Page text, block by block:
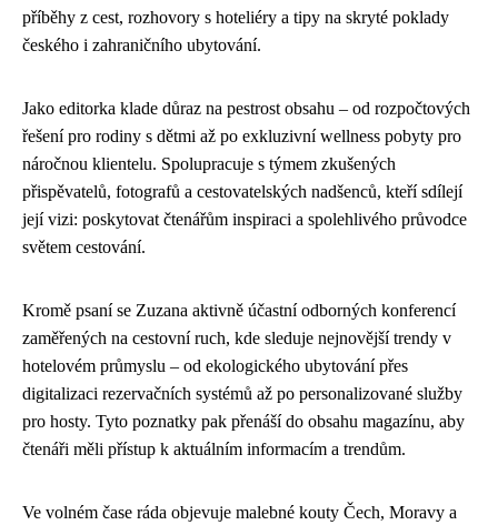
příběhy z cest, rozhovory s hoteliéry a tipy na skryté poklady
českého i zahraničního ubytování.
Jako editorka klade důraz na pestrost obsahu – od rozpočtových
řešení pro rodiny s dětmi až po exkluzivní wellness pobyty pro
náročnou klientelu. Spolupracuje s týmem zkušených
přispěvatelů, fotografů a cestovatelských nadšenců, kteří sdílejí
její vizi: poskytovat čtenářům inspiraci a spolehlivého průvodce
světem cestování.
Kromě psaní se Zuzana aktivně účastní odborných konferencí
zaměřených na cestovní ruch, kde sleduje nejnovější trendy v
hotelovém průmyslu – od ekologického ubytování přes
digitalizaci rezervačních systémů až po personalizované služby
pro hosty. Tyto poznatky pak přenáší do obsahu magazínu, aby
čtenáři měli přístup k aktuálním informacím a trendům.
Ve volném čase ráda objevuje malebné kouty Čech, Moravy a